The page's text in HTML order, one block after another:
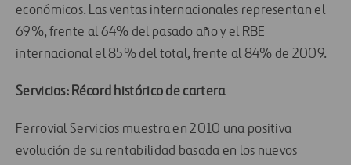
económicos. Las ventas internacionales representan el
69%, frente al 64% del pasado año y el RBE
internacional el 85% del total, frente al 84% de 2009.
Servicios: Récord histórico de cartera
Ferrovial Servicios muestra en 2010 una positiva
evolución de su rentabilidad basada en los nuevos